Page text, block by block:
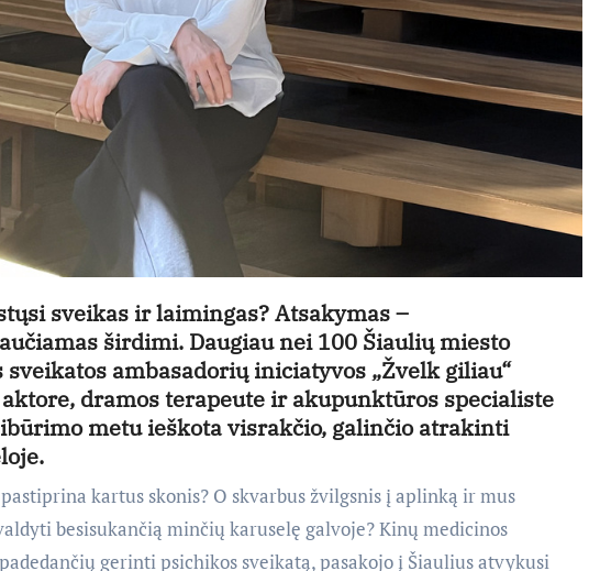
sveikas ir laimingas? Atsakymas –
širdimi. Daugiau nei 100 Šiaulių miesto
ambasadorių iniciatyvos „Žvelk giliau“
dramos terapeute ir akupunktūros specialiste
metu ieškota visrakčio, galinčio atrakinti
kartus skonis? O skvarbus žvilgsnis į aplinką ir mus
besisukančią minčių karuselę galvoje? Kinų medicinos
gerinti psichikos sveikatą, pasakojo į Šiaulius atvykusi